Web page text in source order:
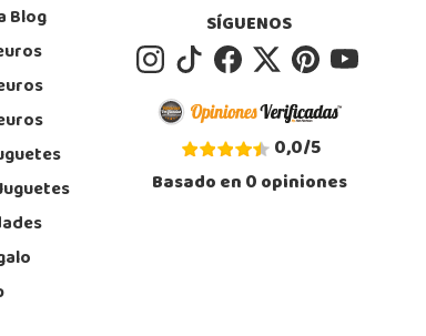
Juguetilandia Parla
Centro Comercial Parla Natura, local B-4, (A-42 Salida 21
Blog
SÍGUENOS
0,0/5
Basado en0opiniones